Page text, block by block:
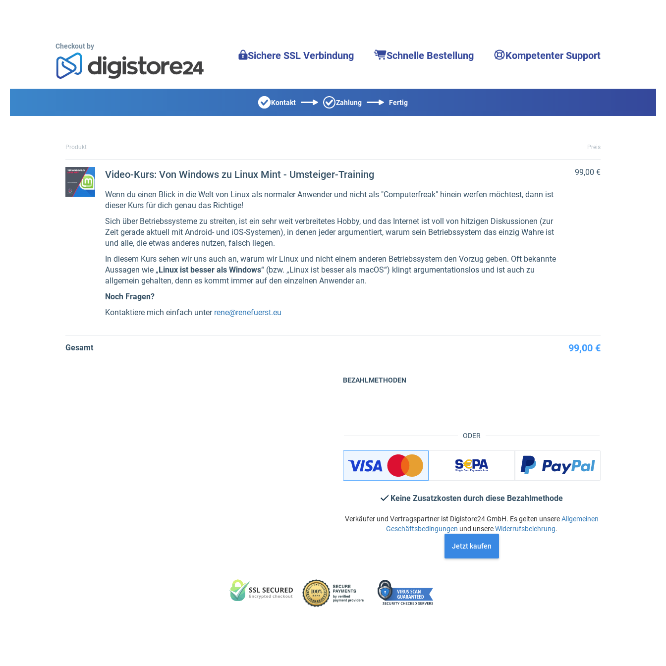
Checkout by
Sichere SSL Verbindung Schnelle Bestellung Kompetenter Support
Kontakt Zahlung Fertig
Produkt Preis
Video-Kurs: Von Windows zu Linux Mint - Umsteiger-Training
Wenn du einen Blick in die Welt von Linux als normaler Anwender und nicht als "Computerfreak" hinein werfen möchtest, dann ist
dieser Kurs für dich genau das Richtige!
Sich über Betriebssysteme zu streiten, ist ein sehr weit verbreitetes Hobby, und das Internet ist voll von hitzigen Diskussionen (zur
Zeit gerade aktuell mit Android- und iOS-Systemen), in denen jeder argumentiert, warum sein Betriebssystem das einzig Wahre ist
und alle, die etwas anderes nutzen, falsch liegen.
In diesem Kurs sehen wir uns auch an, warum wir Linux und nicht einem anderen Betriebssystem den Vorzug geben. Oft bekannte
Aussagen wie „Linux ist besser als Windows“ (bzw. „Linux ist besser als macOS“) klingt argumentationslos und ist auch zu
allgemein gehalten, denn es kommt immer auf den einzelnen Anwender an.
Noch Fragen?
Kontaktiere mich einfach unter rene@renefuerst.eu
99,00 €
Gesamt 99,00 €
ODER
BEZAHLMETHODEN
Keine Zusatzkosten durch diese Bezahlmethode
Verkäufer und Vertragspartner ist Digistore24 GmbH. Es gelten unsereAllgemeinen
Geschäftsbedingungen und unsereWiderrufsbelehrung.
Jetzt kaufen